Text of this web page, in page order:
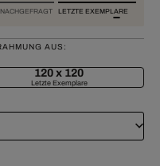
LETZTE EXEMPLARE
AUS:
120 x 120
Letzte Exemplare